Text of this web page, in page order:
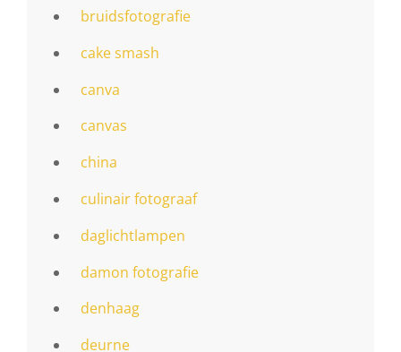
bruidsfotografie
cake smash
canva
canvas
china
culinair fotograaf
daglichtlampen
damon fotografie
denhaag
deurne